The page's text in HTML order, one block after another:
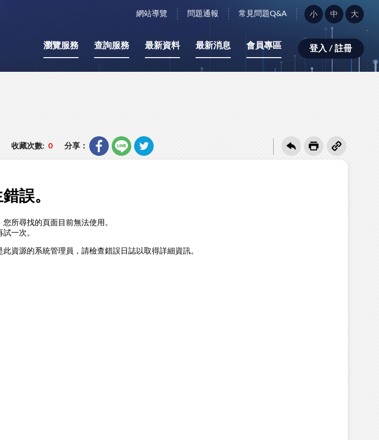
網站導覽 問題通報 常見問題Q&A
字
型
小：
小 中 大
瀏覽服務 查詢服務 最新資料 最新消息 會員專區 登入 / 註冊
收藏次數: 0 分享：